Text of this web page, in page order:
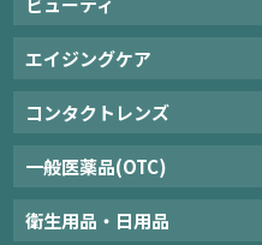
エイジングケア
コンタクトレンズ
一般医薬品(OTC)
衛生用品・日用品